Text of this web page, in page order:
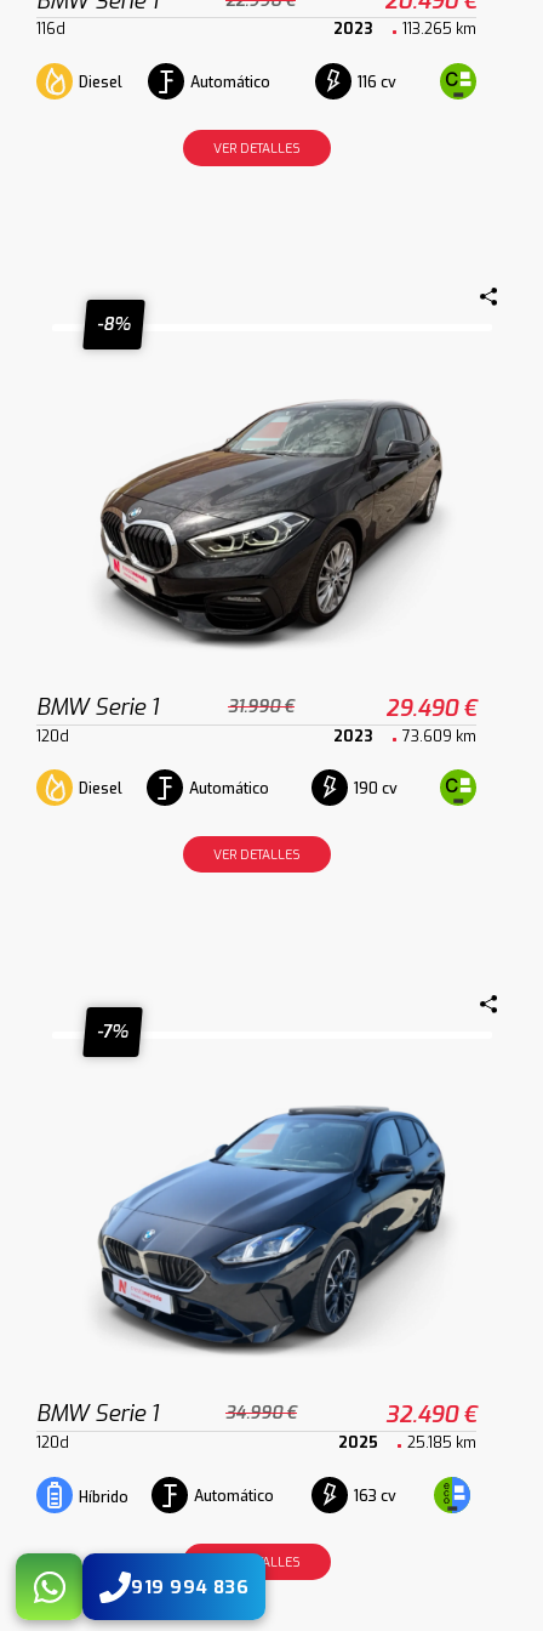
116d 2023 113.265 km
Diesel Automático 116 cv
VER DETALLES
-8%
BMW Serie 1 31.990 € 29.490 €
120d 2023 73.609 km
Diesel Automático 190 cv
VER DETALLES
-7%
BMW Serie 1 34.990 € 32.490 €
120d 2025 25.185 km
Híbrido Automático 163 cv
VER DETALLES
919 994 836